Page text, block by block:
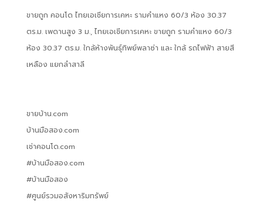
ขายถูก คอนโด ไทยเอเชียการเคหะ รามคำแหง 60/3 ห้อง 30.37
ตร.ม. เพดานสูง 3 ม., ไทยเอเชียการเคหะ ขายถูก รามคำแหง 60/3
ห้อง 30.37 ตร.ม. ใกล้ห้างพันธุ์ทิพย์พลาซ่า และ ใกล้ รถไฟฟ้า สายสี
เหลือง แยกลำสาลี
ขายบ้าน.com
บ้านมือสอง.com
เช่าคอนโด.com
#บ้านมือสอง.com
#บ้านมือสอง
#ศูนย์รวมอสังหาริมทรัพย์